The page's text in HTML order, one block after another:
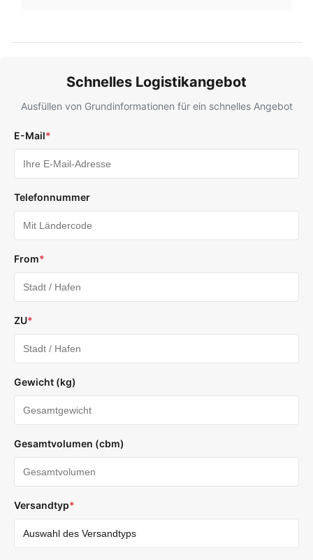
Schnelles Logistikangebot
Ausfüllen von Grundinformationen für ein schnelles Angebot
E-Mail*
Telefonnummer
From*
ZU*
Gewicht (kg)
Gesamtvolumen (cbm)
Versandtyp*